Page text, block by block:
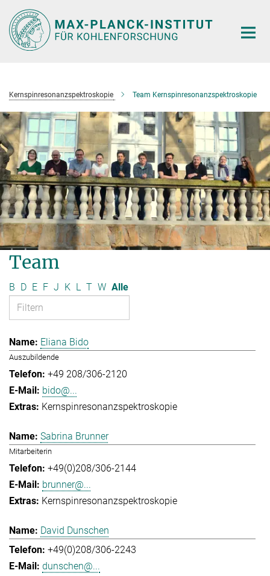
Hauptinhalt
Kernspinresonanzspektroskopie Team Kernspinresonanzspektroskopie
Team
B D E F J K L T W Alle
Eliana Bido
Auszubildende
+49 208/306-2120
bido@...
Kernspinresonanzspektroskopie
Sabrina Brunner
Mitarbeiterin
+49(0)208/306-2144
brunner@...
Kernspinresonanzspektroskopie
David Dunschen
+49(0)208/306-2243
dunschen@...